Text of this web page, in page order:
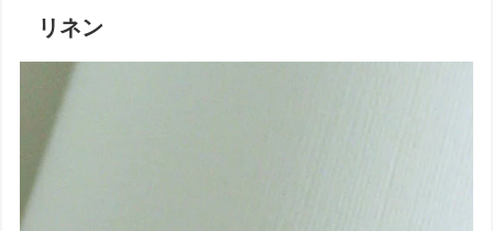
リネン